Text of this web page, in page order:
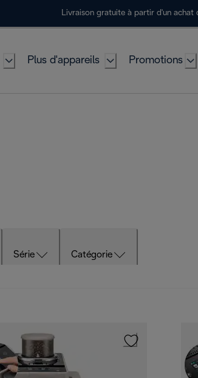
Livraison gratuite à partir d'un achat
Plus d'appareils Promotions
Série Catégorie